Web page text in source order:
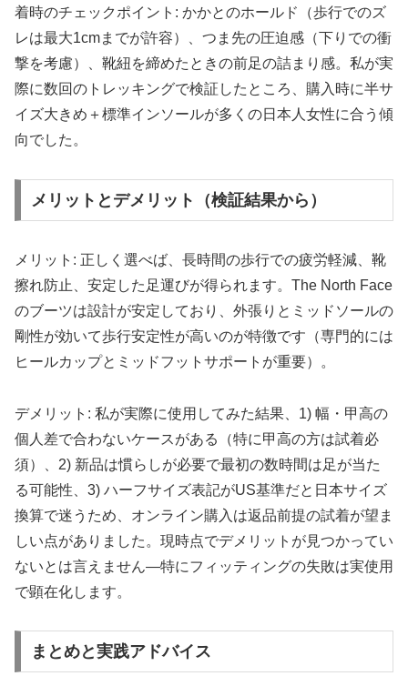
着時のチェックポイント: かかとのホールド（歩行でのズ
レは最大1cmまでが許容）、つま先の圧迫感（下りでの衝
撃を考慮）、靴紐を締めたときの前足の詰まり感。私が実
際に数回のトレッキングで検証したところ、購入時に半サ
イズ大きめ＋標準インソールが多くの日本人女性に合う傾
向でした。
メリットとデメリット（検証結果から）
メリット: 正しく選べば、長時間の歩行での疲労軽減、靴
擦れ防止、安定した足運びが得られます。The North Face
のブーツは設計が安定しており、外張りとミッドソールの
剛性が効いて歩行安定性が高いのが特徴です（専門的には
ヒールカップとミッドフットサポートが重要）。
デメリット: 私が実際に使用してみた結果、1) 幅・甲高の
個人差で合わないケースがある（特に甲高の方は試着必
須）、2) 新品は慣らしが必要で最初の数時間は足が当た
る可能性、3) ハーフサイズ表記がUS基準だと日本サイズ
換算で迷うため、オンライン購入は返品前提の試着が望ま
しい点がありました。現時点でデメリットが見つかってい
ないとは言えません—特にフィッティングの失敗は実使用
で顕在化します。
まとめと実践アドバイス